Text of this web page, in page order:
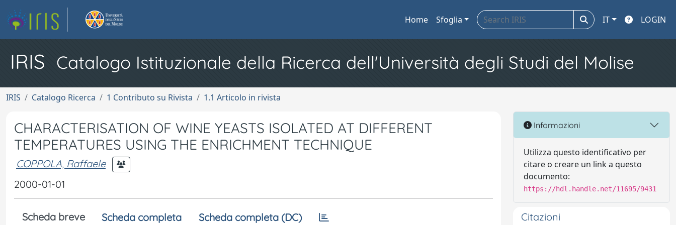
Home Sfoglia IT LOGIN
IRIS Catalogo Istituzionale della Ricerca dell'Università degli Studi del Molise
IRIS Catalogo Ricerca 1 Contributo su Rivista 1.1 Articolo in rivista
CHARACTERISATION OF WINE YEASTS ISOLATED AT DIFFERENT
TEMPERATURES USING THE ENRICHMENT TECHNIQUE
COPPOLA, Raffaele
2000-01-01
Scheda breve Scheda completa Scheda completa (DC)
Informazioni
Utilizza questo identificativo per
citare o creare un link a questo
documento:
https://hdl.handle.net/11695/9431
Citazioni